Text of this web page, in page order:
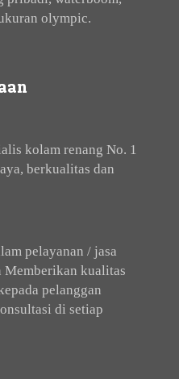
olympic.
kolam renang No. 1
berkualitas dan
pelayanan / jasa
Memberikan kualitas
pelanggan
di setiap